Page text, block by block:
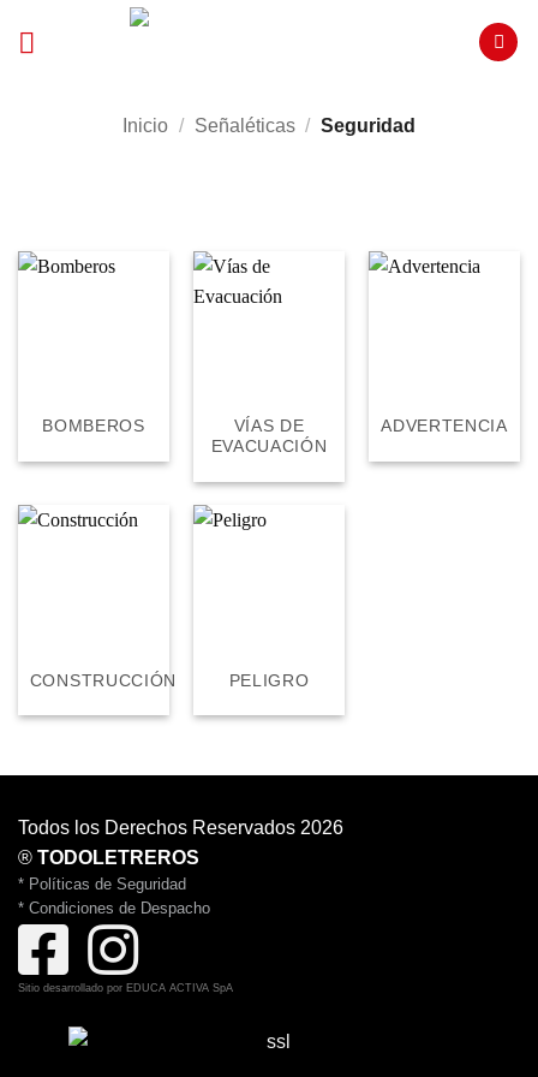
Inicio / Señaléticas / Seguridad
BOMBEROS
VÍAS DE
EVACUACIÓN
ADVERTENCIA
CONSTRUCCIÓN PELIGRO
Todos los Derechos Reservados 2026
® TODOLETREROS
* Políticas de Seguridad
* Condiciones de Despacho
Sitio desarrollado por EDUCA ACTIVA SpA